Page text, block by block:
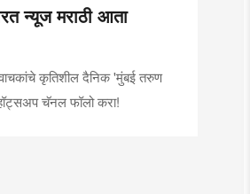
न्यूज मराठी आता
कृतिशील दैनिक 'मुंबई तरुण
चॅनल फॉलो करा!